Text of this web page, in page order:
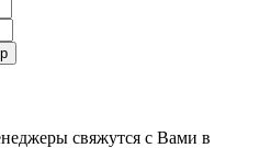
свяжутся с Вами в